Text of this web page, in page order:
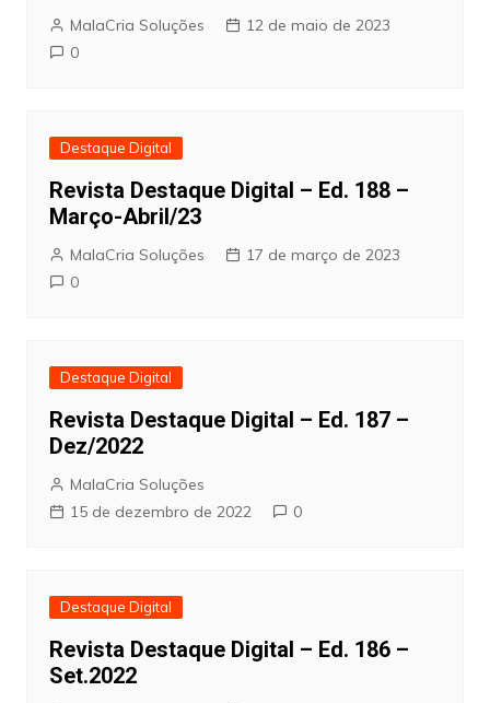
MalaCria Soluções
12 de maio de 2023
0
Destaque Digital
Revista Destaque Digital – Ed. 188 –
Março-Abril/23
MalaCria Soluções
17 de março de 2023
0
Destaque Digital
Revista Destaque Digital – Ed. 187 –
Dez/2022
MalaCria Soluções
15 de dezembro de 2022
0
Destaque Digital
Revista Destaque Digital – Ed. 186 –
Set.2022